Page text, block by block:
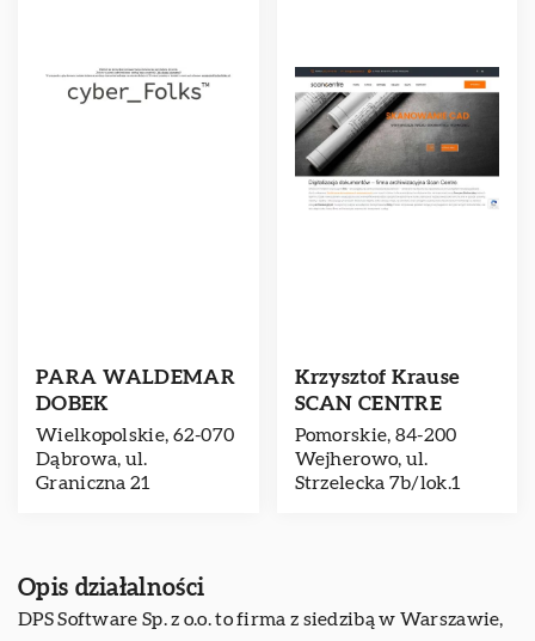
PARA WALDEMAR
DOBEK
Wielkopolskie, 62-070
Dąbrowa, ul.
Graniczna 21
Krzysztof Krause
SCAN CENTRE
Pomorskie, 84-200
Wejherowo, ul.
Strzelecka 7b/lok.1
Opis działalności
DPS Software Sp. z o.o. to firma z siedzibą w Warszawie,